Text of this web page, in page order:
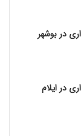
در بوشهر
در ایلام